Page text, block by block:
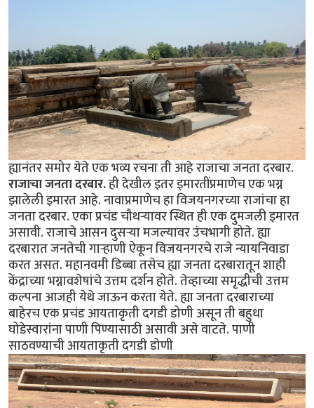
ह्यानंतर समोर येते एक भव्य रचना ती आहे राजाचा जनता दरबार.
राजाचा जनता दरबार.ही देखील इतर इमारतींप्रमाणेच एक भग्न
झालेली इमारत आहे. नावाप्रमाणेच हा विजयनगरच्या राजांचा हा
जनता दरबार. एका प्रचंड चौथर्‍यावर स्थित ही एक दुमजली इमारत
असावी. राजाचे आसन दुसर्‍या मजल्यावर उंचभागी होते. ह्या
दरबारात जनतेची गार्‍हाणी ऐकून विजयनगरचे राजे न्यायनिवाडा
करत असत. महानवमी डिब्बा तसेच ह्या जनता दरबारातून शाही
केंद्राच्या भग्नावशेषांचे उत्तम दर्शन होते. तेव्हाच्या समृद्धीची उत्तम
कल्पना आजही येथे जाऊन करता येते. ह्या जनता दरबाराच्या
बाहेरच एक प्रचंड आयताकृती दगडी डोणी असून ती बहुधा
घोडेस्वारांना पाणी पिण्यासाठी असावी असे वाटते. पाणी
साठवण्याची आयताकृती दगडी डोणी